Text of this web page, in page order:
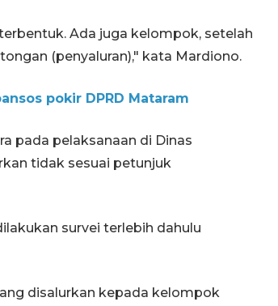
Ada juga kelompok, setelah
(penyaluran)," kata Mardiono.
pokir DPRD Mataram
pada pelaksanaan di Dinas
tidak sesuai petunjuk
survei terlebih dahulu
disalurkan kepada kelompok